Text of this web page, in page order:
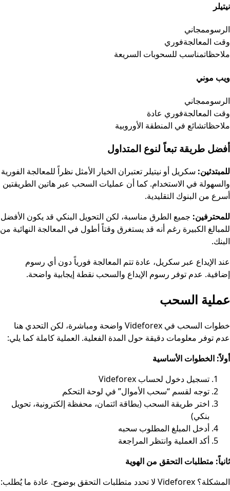
نيتيلر
الرسوممجاني
وقت المعالجةفوري
ملاحظاتمناسب للسحوبات السريعة
ويب موني
الرسوممجاني
وقت المعالجةفوري عادة
ملاحظاتشائع في المنطقة الأوروبية
أفضل طريقة تبعاً لنوع المتداول
للمبتدئين: سكريل أو نيتيلر تعتبران الخيار الأمثل نظراً للمعالجة الفورية
والسهولة في الاستخدام. كما أن عمليات السحب عبر هاتين الطريقتين
أسرع من البنوك التقليدية.
للمحترفين: جميع الطرق مناسبة، لكن التحويل البنكي قد يكون الأفضل
للمبالغ الكبيرة رغم أنه قد يستغرق وقتاً أطول في المعالجة النهائية من
البنك.
عند الإيداع عبر سكريل، عادة تتم المعالجة فورياً دون أي رسوم
إضافية. عدم توفر رسوم الإيداع والسحب نقطة إيجابية واضحة.
عملية السحب
خطوات السحب في Videforex واضحة ومباشرة، لكن التحدي هنا
عدم توفر معلومات دقيقة حول المدة الفعلية. العملية كاملة كما يلي:
أولاً: الخطوات الأساسية
تسجيل دخول لحساب Videforex
توجه لقسم “سحب الأموال” في لوحة التحكم
اختر طريقة السحب (بطاقة ائتمان، محفظة إلكترونية، تحويل
بنكي)
أدخل المبلغ المطلوب سحبه
أكد العملية وانتظر المراجعة
ثانياً: متطلبات التحقق من الهوية
المشكلة؟ Videforex لا تحدد متطلبات التحقق بوضوح. عادة ما يُطلب: